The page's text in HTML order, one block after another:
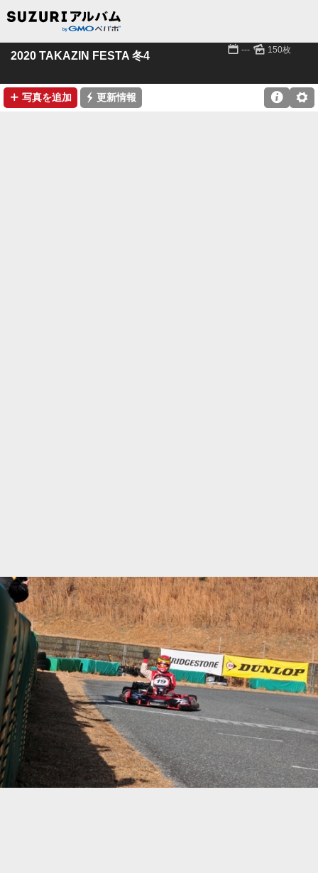
2020 TAKAZIN FESTA 冬4 📅 --- 🌄 150枚
➕ 写真を追加 ⚡ 更新情報 ⚙
